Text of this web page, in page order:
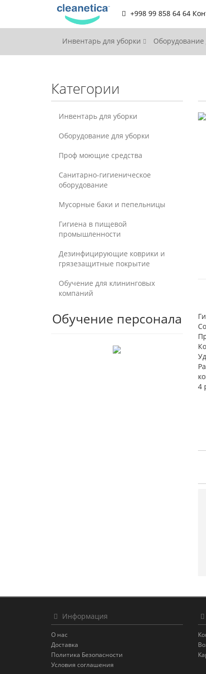
+998 99 858 64 64
Инвентарь для уборки Оборудование
Категории
Инвентарь для уборки
Оборудование для уборки
Проф моющие средства
Санитарно-гигиеническое
оборудование
Мусорные баки и пепельницы
Гигиена в пищевой
промышленности
Дезинфицирующие коврики и
грязезащитные покрытие
Обучение для клининговых
компаний
Обучение персонала
4
Информация
О нас
Доставка
Политика Безопасности
Условия соглашения